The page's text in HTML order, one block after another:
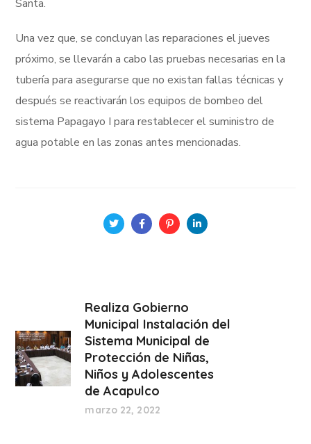
Santa.
Una vez que, se concluyan las reparaciones el jueves
próximo, se llevarán a cabo las pruebas necesarias en la
tubería para asegurarse que no existan fallas técnicas y
después se reactivarán los equipos de bombeo del
sistema Papagayo I para restablecer el suministro de
agua potable en las zonas antes mencionadas.
Realiza Gobierno
Municipal Instalación del
Sistema Municipal de
Protección de Niñas,
Niños y Adolescentes
de Acapulco
marzo 22, 2022